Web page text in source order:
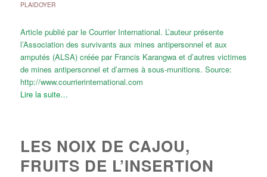
PLAIDOYER
Article publié par le Courrier International. L’auteur présente
l’Association des survivants aux mines antipersonnel et aux
amputés (ALSA) créée par Francis Karangwa et d’autres victimes
de mines antipersonnel et d’armes à sous-munitions. Source:
http://www.courrierinternational.com
Lire la suite…
LES NOIX DE CAJOU,
FRUITS DE L’INSERTION